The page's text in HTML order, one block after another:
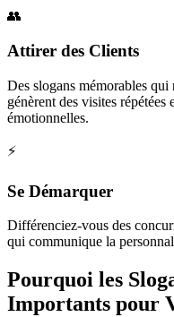
👥
Attirer des Clients
Des slogans mémorables qui
génèrent des visites répétées
émotionnelles.
⚡
Se Démarquer
Différenciez-vous des
qui communique la
Pourquoi les
Importants pour